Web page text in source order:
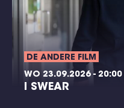
DE ANDERE FILM
WO 23.09.2026 - 20:00
I SWEAR